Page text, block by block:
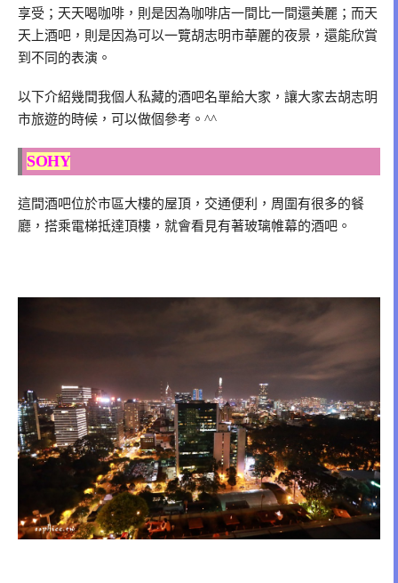
享受；天天喝咖啡，則是因為咖啡店一間比一間還美麗；而天
天上酒吧，則是因為可以一覽胡志明市華麗的夜景，還能欣賞
到不同的表演。
以下介紹幾間我個人私藏的酒吧名單給大家，讓大家去胡志明
市旅遊的時候，可以做個參考。^^
SOHY
這間酒吧位於市區大樓的屋頂，交通便利，周圍有很多的餐
廳，搭乘電梯抵達頂樓，就會看見有著玻璃帷幕的酒吧。